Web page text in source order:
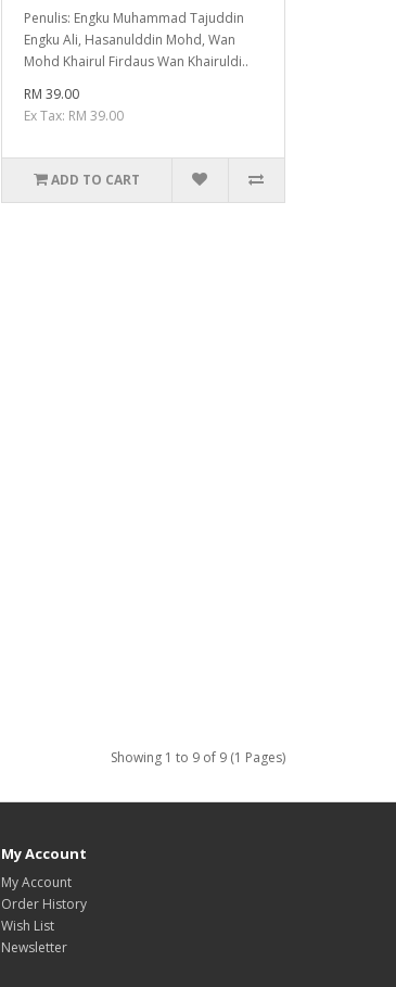
Penulis: Engku Muhammad Tajuddin
Engku Ali, Hasanulddin Mohd, Wan
Mohd Khairul Firdaus Wan Khairuldi..
RM 39.00
Ex Tax: RM 39.00
ADD TO CART
Showing 1 to 9 of 9 (1 Pages)
My Account
My Account
Order History
Wish List
Newsletter